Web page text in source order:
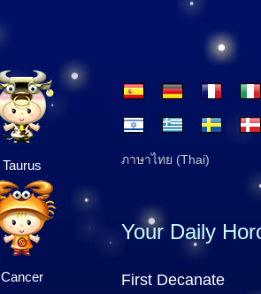
Taurus
Cancer
ภาษาไทย (Thai)
Your Daily
First Decanate